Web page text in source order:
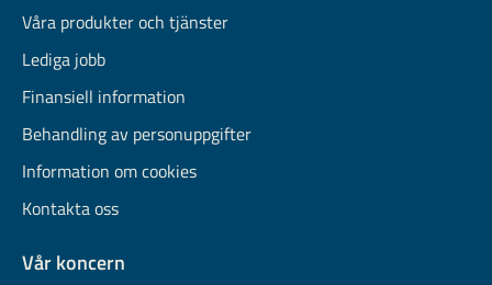
Våra produkter och tjänster
Lediga jobb
Finansiell information
Behandling av personuppgifter
Information om cookies
Kontakta oss
Vår koncern